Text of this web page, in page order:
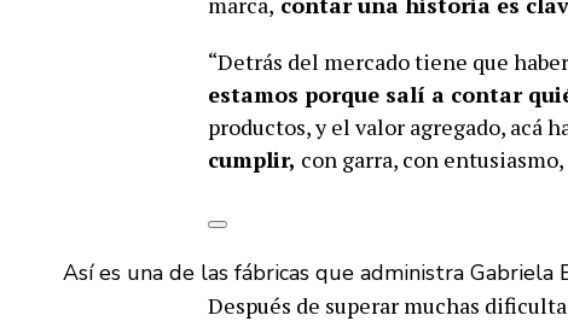
“Detrás del mercado tiene que
estamos porque salí a contar
productos, y el valor agregado, acá
cumplir, con garra, con
Así es una de las fábricas que administra Gabriela
Después de superar muchas